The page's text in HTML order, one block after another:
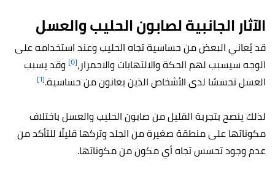
الآثار الجانبية لصابون الحليب والعسل
قد يُعاني البعض من حساسية تجاه الحليب وعند استخدامه على
الوجه سيسبب لهم الحكة والالتهابات والاحمرار،[٥]
وقد يسبب
العسل تحسسًا لدى الأشخاص الذين يعانون من حساسية.[٦]
لذلك ينصح بتجربة القليل من صابون الحليب والعسل باختلاف
مكوناتها على منطقة صغيرة من الجلد وتركها قليلًا للتأكد من
عدم وجود تحسس تجاه أي مكون من مكوناتها.